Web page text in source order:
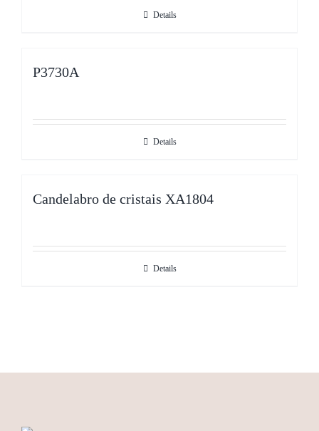
Details
P3730A
Details
Candelabro de cristais XA1804
Details